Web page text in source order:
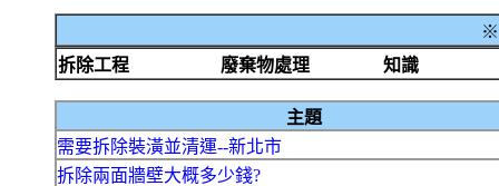
※
拆除工程
廢棄物處理 知識
主題
需要拆除裝潢並清運--新北市
拆除兩面牆壁大概多少錢?